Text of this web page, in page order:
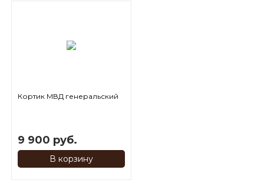
Кортик МВД генеральский
9 900 руб.
В корзину